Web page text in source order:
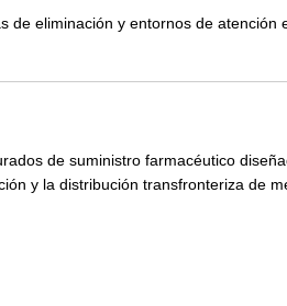
eliminación y entornos de
de suministro farmacéutico
y la distribución transfronteriza de